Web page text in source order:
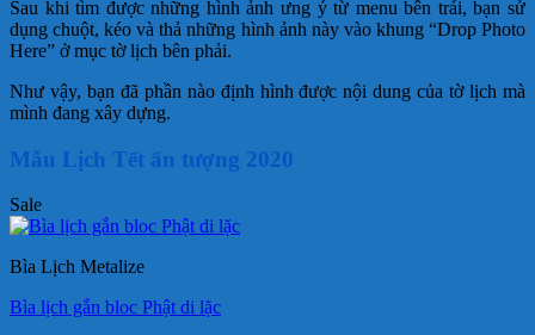
Sau khi tìm được những hình ảnh ưng ý từ menu bên trái, bạn sử
dụng chuột, kéo và thả những hình ảnh này vào khung “Drop Photo
Here” ở mục tờ lịch bên phải.
Như vậy, bạn đã phần nào định hình được nội dung của tờ lịch mà
mình đang xây dựng.
Mẫu Lịch Tết ấn tượng 2020
Sale
Bìa Lịch Metalize
Bìa lịch gắn bloc Phật di lặc